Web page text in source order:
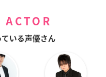
ACTOR
いる声優さん